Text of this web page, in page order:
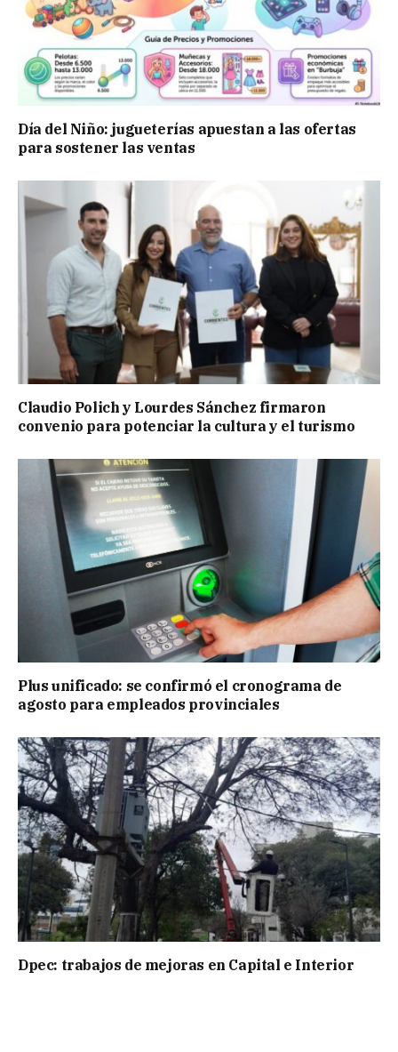
Día del Niño: jugueterías apuestan a las ofertas
para sostener las ventas
Claudio Polich y Lourdes Sánchez firmaron
convenio para potenciar la cultura y el turismo
Plus unificado: se confirmó el cronograma de
agosto para empleados provinciales
Dpec: trabajos de mejoras en Capital e Interior